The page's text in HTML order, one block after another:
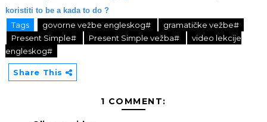
koristiti to be a kada to do ?
Tags govorne vežbe engleskog#
gramatičke vežbe#
Present Simple#
Present Simple vežba#
video lekcije
engleskog#
Share This
1 COMMENT: